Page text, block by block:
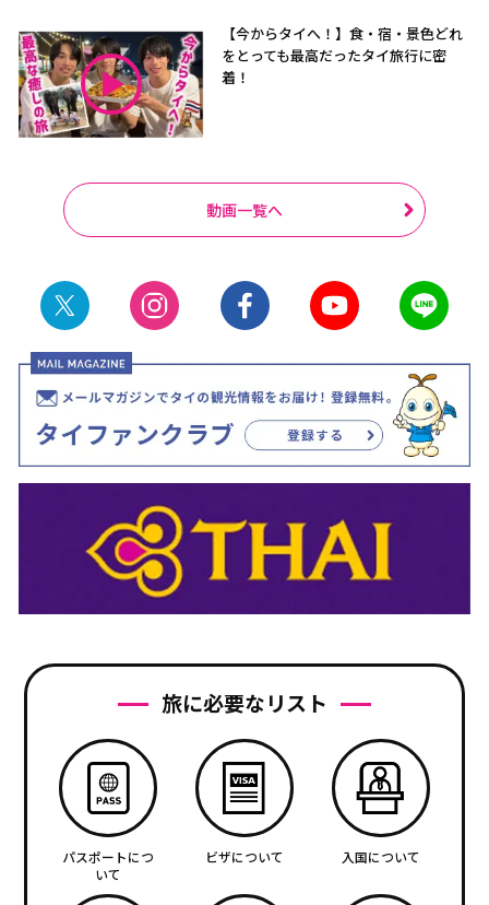
【今からタイへ！】食・宿・景色どれ
をとっても最高だったタイ旅行に密
着！
動画一覧へ
旅に必要なリスト
パスポートにつ
いて
ビザについて 入国について